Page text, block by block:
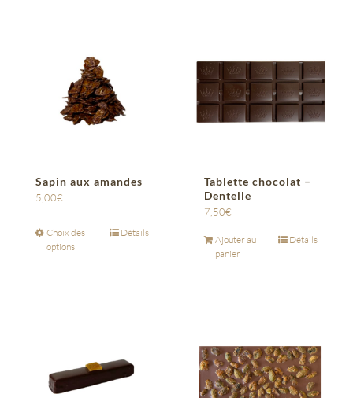
Sapin aux amandes
5,00€
Choix des
options
Détails
Tablette chocolat –
Dentelle
7,50€
Ajouter au
panier
Détails